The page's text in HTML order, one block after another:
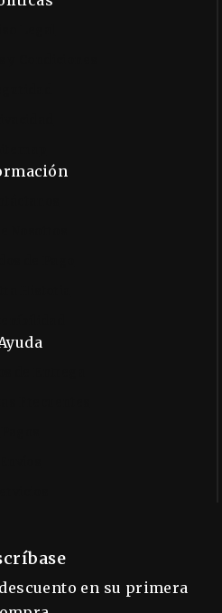
en su primera